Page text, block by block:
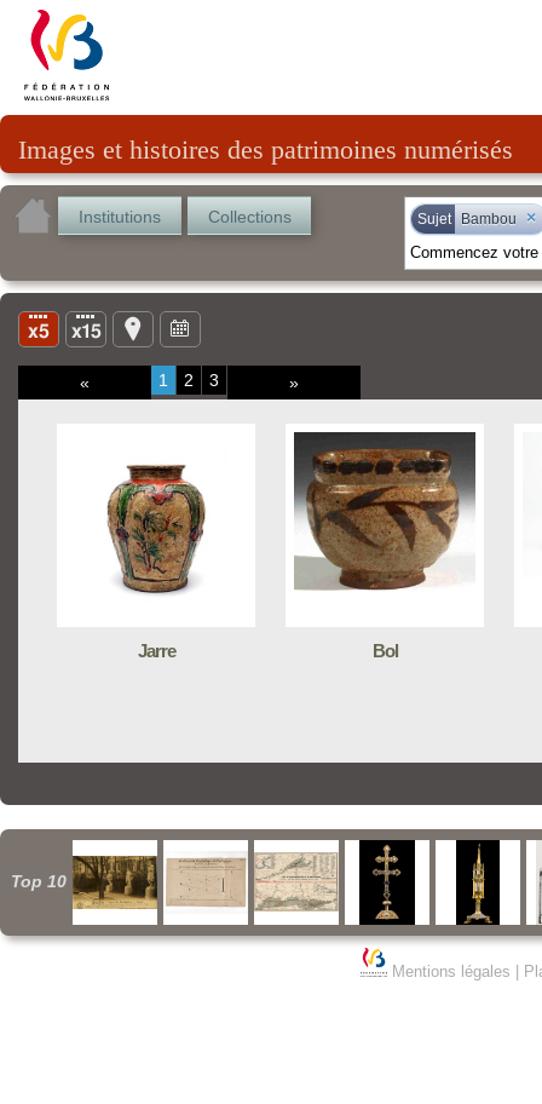
Images et histoires des patrimoines numérisés
Institutions Collections Sujet Bambou ×
« 1 2 3 »
Jarre Bol
Top 10
Mentions légales